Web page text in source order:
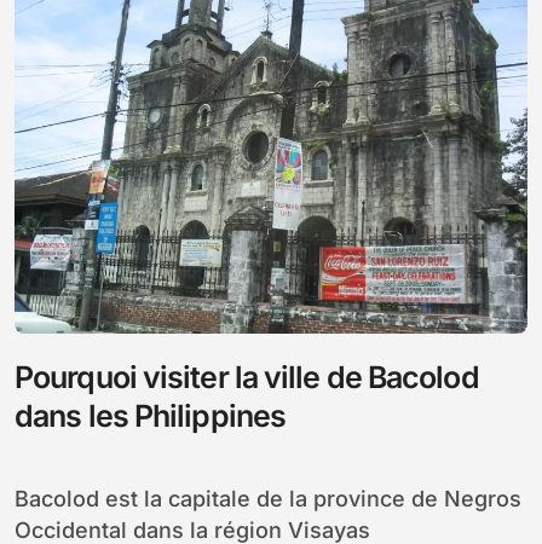
Pourquoi visiter la ville de Bacolod
dans les Philippines
Bacolod est la capitale de la province de Negros
Occidental dans la région Visayas